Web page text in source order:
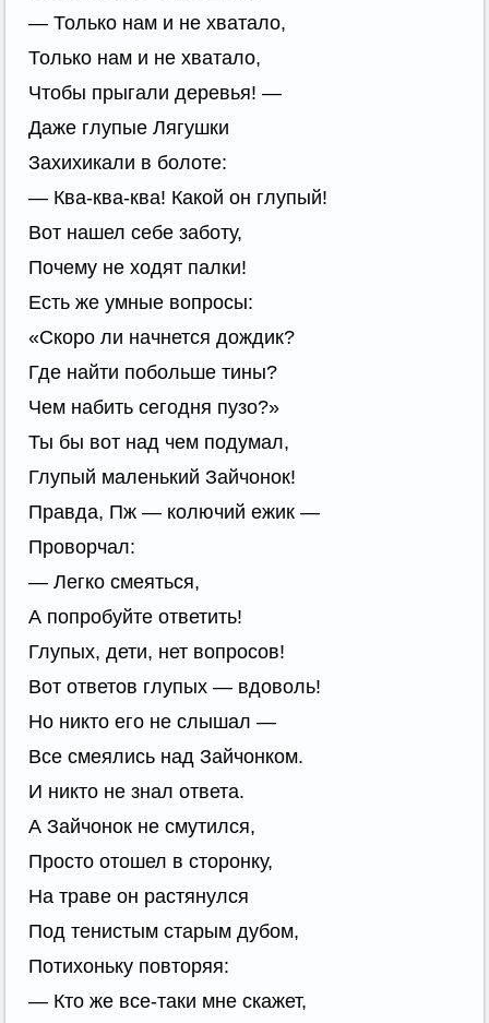
— Только нам и не хватало,
Только нам и не хватало,
Чтобы прыгали деревья! —
Даже глупые Лягушки
Захихикали в болоте:
— Ква-ква-ква! Какой он глупый!
Вот нашел себе заботу,
Почему не ходят палки!
Есть же умные вопросы:
«Скоро ли начнется дождик?
Где найти побольше тины?
Чем набить сегодня пузо?»
Ты бы вот над чем подумал,
Глупый маленький Зайчонок!
Правда, Пж — колючий ежик —
Проворчал:
— Легко смеяться,
А попробуйте ответить!
Глупых, дети, нет вопросов!
Вот ответов глупых — вдоволь!
Но никто его не слышал —
Все смеялись над Зайчонком.
И никто не знал ответа.
А Зайчонок не смутился,
Просто отошел в сторонку,
На траве он растянулся
Под тенистым старым дубом,
Потихоньку повторяя:
— Кто же все-таки мне скажет,